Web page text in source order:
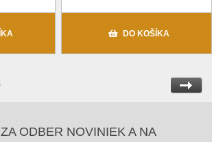
DO KOŠÍKA
ODBER NOVINIEK A NA